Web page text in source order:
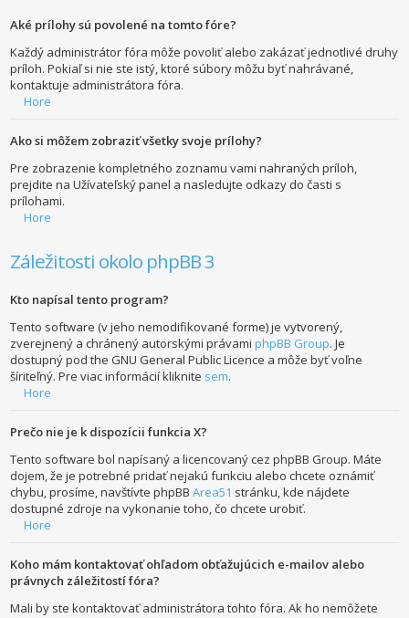
Aké prílohy sú povolené na tomto fóre?
Každý administrátor fóra môže povoliť alebo zakázať jednotlivé druhy
príloh. Pokiaľ si nie ste istý, ktoré súbory môžu byť nahrávané,
kontaktuje administrátora fóra.
Hore
Ako si môžem zobraziť všetky svoje prílohy?
Pre zobrazenie kompletného zoznamu vami nahraných príloh,
prejdite na Užívateľský panel a nasledujte odkazy do časti s
prílohami.
Hore
Záležitosti okolo phpBB 3
Kto napísal tento program?
Tento software (v jeho nemodifikované forme) je vytvorený,
zverejnený a chránený autorskými právamiphpBB Group. Je
dostupný pod the GNU General Public Licence a môže byť voľne
šíriteľný. Pre viac informácií kliknite sem.
Hore
Prečo nie je k dispozícii funkcia X?
Tento software bol napísaný a licencovaný cez phpBB Group. Máte
dojem, že je potrebné pridať nejakú funkciu alebo chcete oznámiť
chybu, prosíme, navštívte phpBBArea51 stránku, kde nájdete
dostupné zdroje na vykonanie toho, čo chcete urobiť.
Hore
Koho mám kontaktovať ohľadom obťažujúcich e-mailov alebo
právnych záležitostí fóra?
Mali by ste kontaktovať administrátora tohto fóra. Ak ho nemôžete